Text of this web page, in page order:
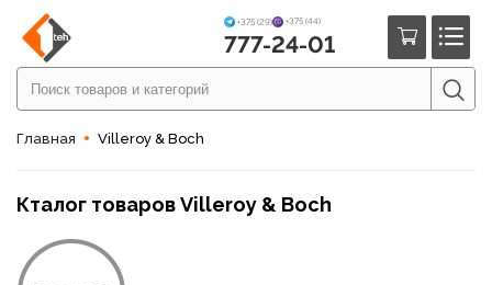
+375 (29) +375 (44)
777-24-01
Главная Villeroy & Boch
Кталог товаров Villeroy & Boch